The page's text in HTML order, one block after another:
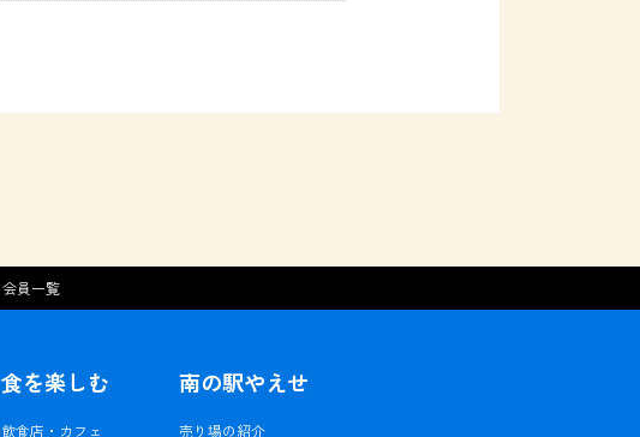
会員一覧
食を楽しむ
飲食店・カフェ
南の駅やえせ
売り場の紹介